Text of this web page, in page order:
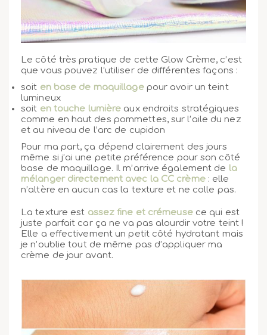
Le côté très pratique de cette Glow Crème, c’est
que vous pouvez l’utiliser de différentes façons :
soit en base de maquillagepour avoir un teint
lumineux
soit en touche lumière aux endroits stratégiques
comme en haut des pommettes, sur l’aile du nez
et au niveau de l’arc de cupidon
Pour ma part, ça dépend clairement des jours
même si j’ai une petite préférence pour son côté
base de maquillage. Il m’arrive également de la
mélanger directement avec la CC crème: elle
n’altère en aucun cas la texture et ne colle pas.
La texture est assez fine et crémeusece qui est
juste parfait car ça ne va pas alourdir votre teint !
Elle a effectivement un petit côté hydratant mais
je n’oublie tout de même pas d’appliquer ma
crème de jour avant.